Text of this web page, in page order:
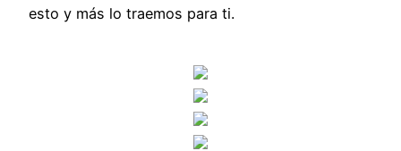
esto y más lo traemos para ti.